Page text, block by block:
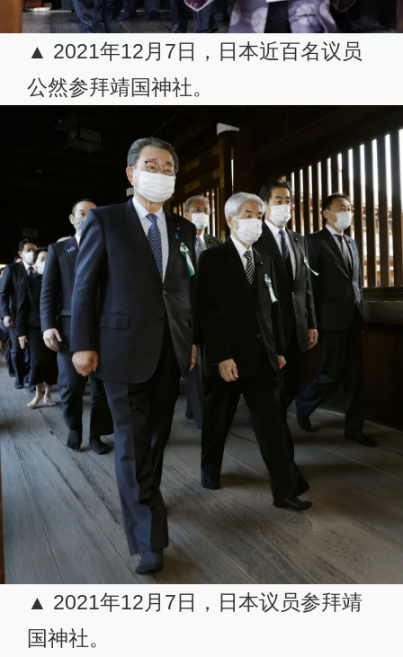
▲ 2021年12月7日，日本近百名议员
公然参拜靖国神社。
▲ 2021年12月7日，日本议员参拜靖
国神社。